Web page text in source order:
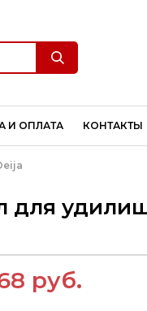
И ОПЛАТА КОНТАКТЫ
для
руб.